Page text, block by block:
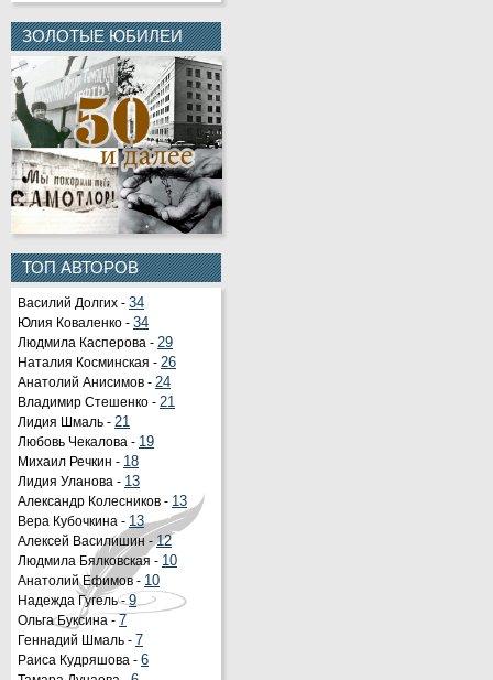
ЗОЛОТЫЕ ЮБИЛЕИ
ТОП АВТОРОВ
Василий Долгих - 34
Юлия Коваленко - 34
Людмила Касперова - 29
Наталия Косминская - 26
Анатолий Анисимов - 24
Владимир Стешенко - 21
Лидия Шмаль - 21
Любовь Чекалова - 19
Михаил Речкин - 18
Лидия Уланова - 13
Александр Колесников - 13
Вера Кубочкина - 13
Алексей Василишин -12
Людмила Бялковская - 10
Анатолий Ефимов - 10
Надежда Гугель -9
Ольга Буксина - 7
Геннадий Шмаль - 7
Раиса Кудряшова - 6
Органы государственной
власти РФ
Портал государственных и